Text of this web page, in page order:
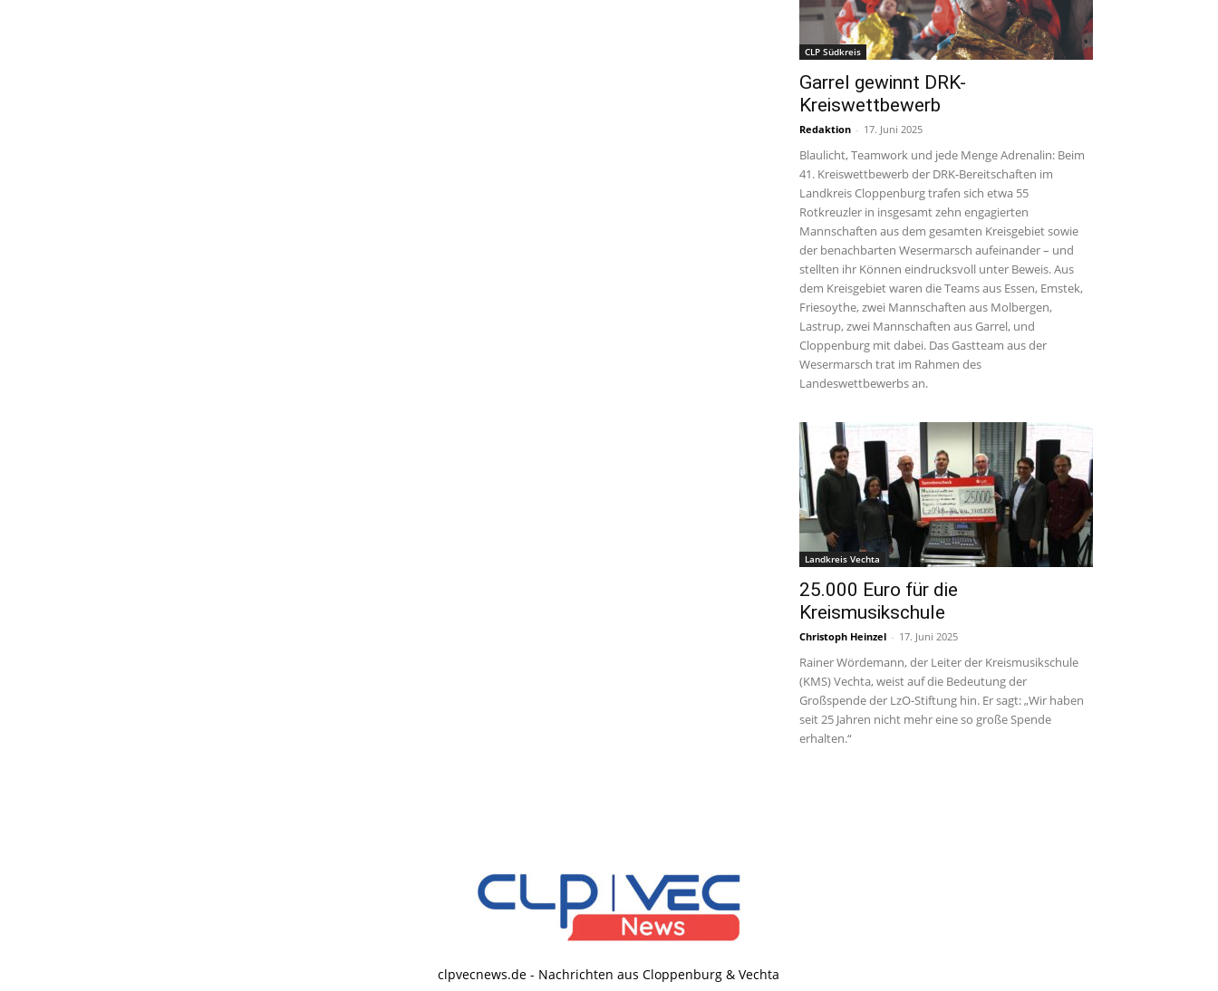
CLP Südkreis
Garrel gewinnt DRK-
Kreiswettbewerb
Redaktion - 17. Juni 2025
Blaulicht, Teamwork und jede Menge Adrenalin: Beim
41. Kreiswettbewerb der DRK-Bereitschaften im
Landkreis Cloppenburg trafen sich etwa 55
Rotkreuzler in insgesamt zehn engagierten
Mannschaften aus dem gesamten Kreisgebiet sowie
der benachbarten Wesermarsch aufeinander – und
stellten ihr Können eindrucksvoll unter Beweis. Aus
dem Kreisgebiet waren die Teams aus Essen, Emstek,
Friesoythe, zwei Mannschaften aus Molbergen,
Lastrup, zwei Mannschaften aus Garrel, und
Cloppenburg mit dabei. Das Gastteam aus der
Wesermarsch trat im Rahmen des
Landeswettbewerbs an.
Landkreis Vechta
25.000 Euro für die
Kreismusikschule
Christoph Heinzel - 17. Juni 2025
Rainer Wördemann, der Leiter der Kreismusikschule
(KMS) Vechta, weist auf die Bedeutung der
Großspende der LzO-Stiftung hin. Er sagt: „Wir haben
seit 25 Jahren nicht mehr eine so große Spende
erhalten.“
clpvecnews.de - Nachrichten aus Cloppenburg & Vechta